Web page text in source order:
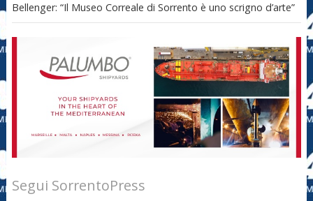
Bellenger: “Il Museo Correale di Sorrento è uno scrigno d’arte”
Segui SorrentoPress